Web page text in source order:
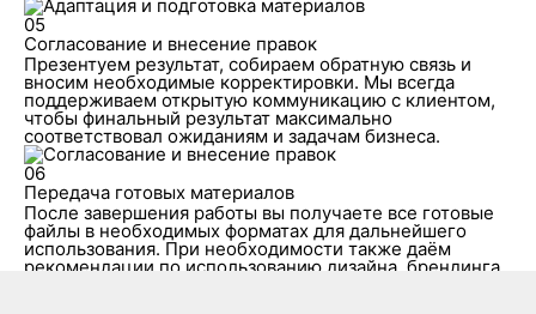
05
Согласование и внесение правок
Презентуем результат, собираем обратную связь и
вносим необходимые корректировки. Мы всегда
поддерживаем открытую коммуникацию с клиентом,
чтобы финальный результат максимально
соответствовал ожиданиям и задачам бизнеса.
06
Передача готовых материалов
После завершения работы вы получаете все готовые
файлы в необходимых форматах для дальнейшего
использования. При необходимости также даём
рекомендации по использованию дизайна, брендинга